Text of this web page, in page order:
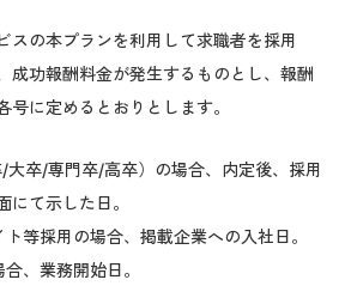
スの本プランを利用して求職者を採用
成功報酬料金が発生するものとし、報酬
に定めるとおりとします。
大卒/専門卒/高卒）の場合、内定後、採用
にて示した日。
等採用の場合、掲載企業への入社日。
、業務開始日。